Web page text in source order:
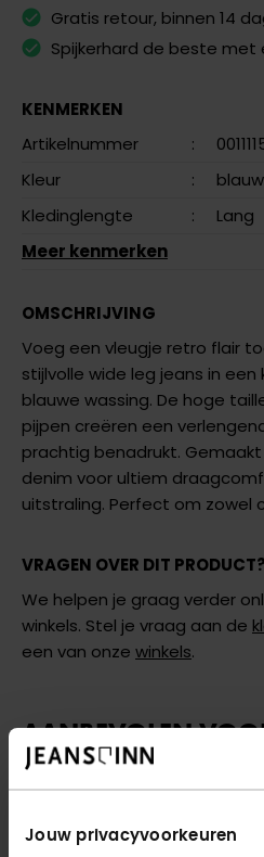
Jouw privacyvoorkeuren
Gratis retour, binnen 14
Spijkerhard de beste met
KENMERKEN
Artikelnummer
:
Kleur
:
blauw
Kledinglengte
:
Lang
Meer kenmerken
OMSCHRIJVING
Voeg een vleugje retro flair
stijlvolle wide leg jeans in een
blauwe wassing. De hoge
pijpen creëren een
prachtig benadrukt.
denim voor ultiem
uitstraling. Perfect om zowel
VRAGEN OVER DIT PRODUCT?
We helpen je graag verder
winkels. Stel je vraag aan de
een van onze winkels.
AANBEVOLEN
Shop hier de meest recente